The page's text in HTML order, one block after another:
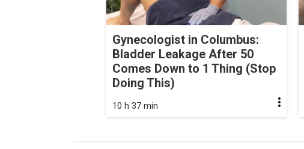
Gynecologist in Columbus:
Bladder Leakage After 50
Comes Down to 1 Thing (Stop
Doing This)
10 h 37 min